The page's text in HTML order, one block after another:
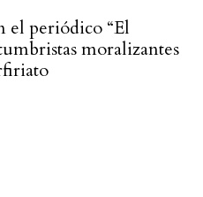
el periódico “El
moralizantes